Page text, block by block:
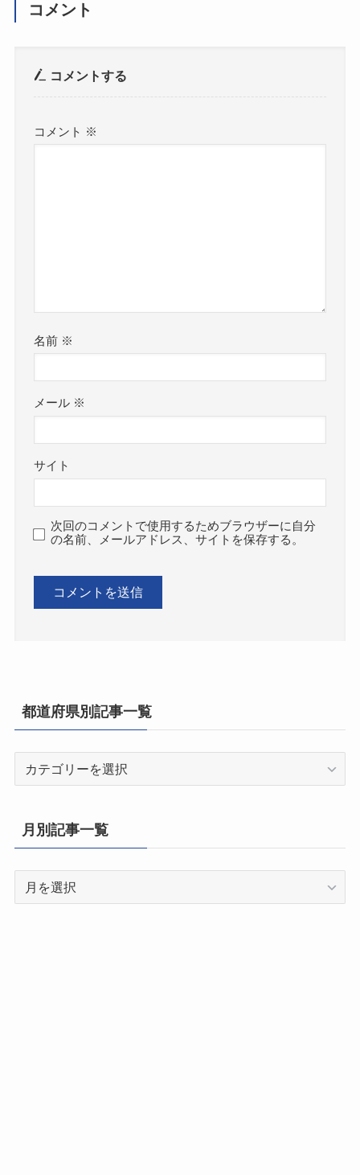
コメント
コメントする
コメント ※
名前 ※
メール ※
サイト
次回のコメントで使用するためブラウザーに自分
の名前、メールアドレス、サイトを保存する。
都道府県別記事一覧
県
別
一
月別記事一覧